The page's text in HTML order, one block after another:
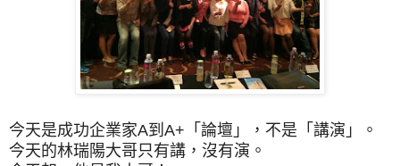
今天是成功企業家A到A+「論壇」，不是「講演」。
今天的林瑞陽大哥只有講，沒有演。